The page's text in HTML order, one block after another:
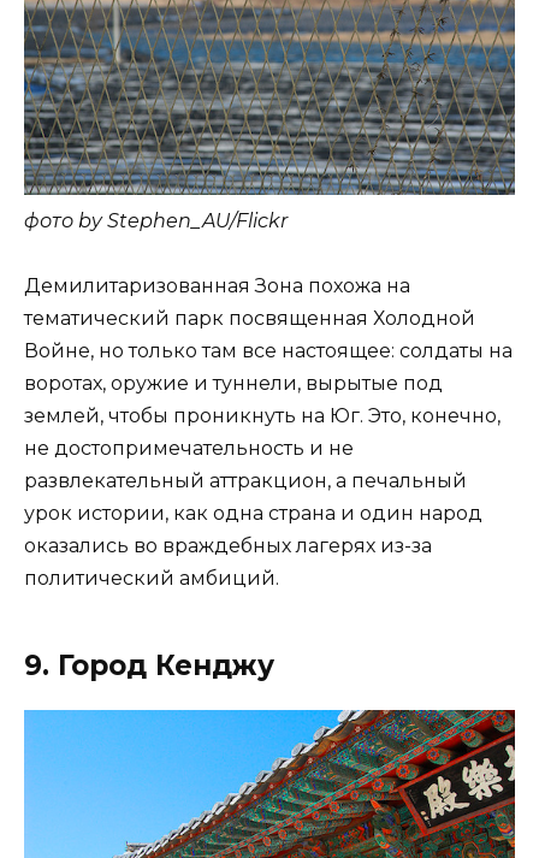
фото by Stephen_AU/Flickr
Демилитаризованная Зона похожа на
тематический парк посвященная Холодной
Войне, но только там все настоящее: солдаты на
воротах, оружие и туннели, вырытые под
землей, чтобы проникнуть на Юг. Это, конечно,
не достопримечательность и не
развлекательный аттракцион, а печальный
урок истории, как одна страна и один народ
оказались во враждебных лагерях из-за
политический амбиций.
9. Город Кенджу